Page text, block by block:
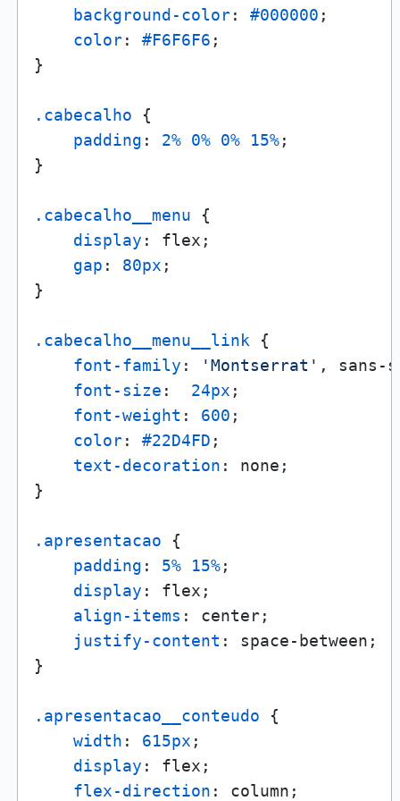
background-color: #000000 ;
color: #F6F6F6 ;
}
.cabecalho {
padding : 2% 0% 0% 15%;
}
.cabecalho__menu {
display : flex;
gap : 80px ;
}
.cabecalho__menu__link {
font-family : 'Montserrat' , sans-
font-size : 24px ;
font-weight : 600 ;
color: #22D4FD ;
text-decoration : none;
}
.apresentacao {
padding : 5% 15%;
display : flex;
align-items : center;
justify-content : space-between;
}
.apresentacao__conteudo {
width : 615px ;
display : flex;
flex-direction : column;